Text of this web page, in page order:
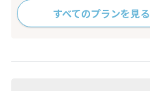
すべてのプランを見る